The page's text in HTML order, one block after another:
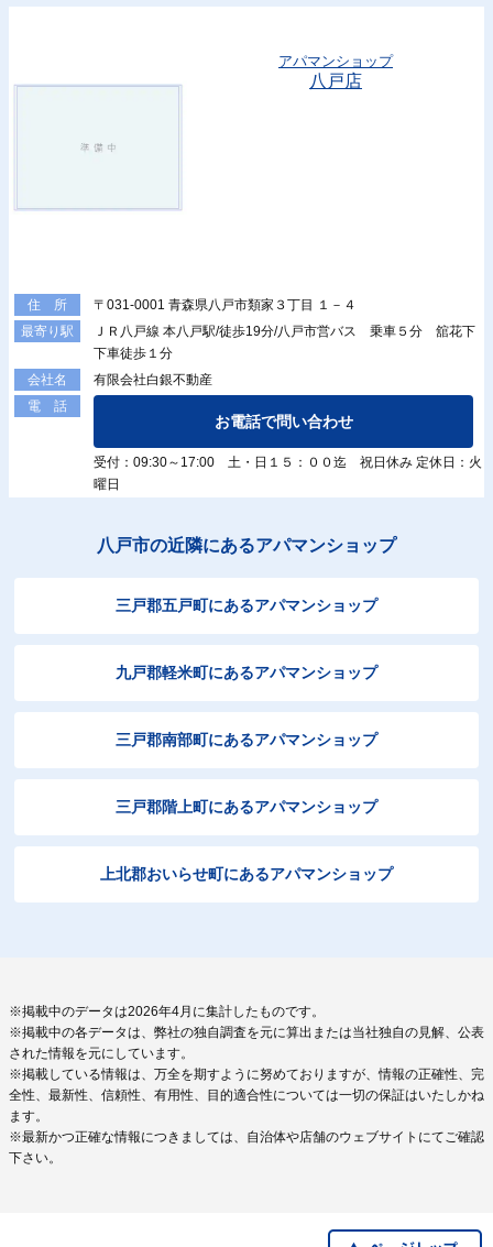
アパマンショップ
八戸店
住 所
〒031-0001 青森県八戸市類家３丁目 １－４
最寄り駅
ＪＲ八戸線 本八戸駅/徒歩19分/八戸市営バス 乗車５分 舘花下
下車徒歩１分
会社名
有限会社白銀不動産
電 話
お電話で問い合わせ
受付：09:30～17:00 土・日１５：００迄 祝日休み 定休日：火
曜日
八戸市の近隣にあるアパマンショップ
三戸郡五戸町にあるアパマンショップ
九戸郡軽米町にあるアパマンショップ
三戸郡南部町にあるアパマンショップ
三戸郡階上町にあるアパマンショップ
上北郡おいらせ町にあるアパマンショップ
※掲載中のデータは2026年4月に集計したものです。
※掲載中の各データは、弊社の独自調査を元に算出または当社独自の見解、公表
された情報を元にしています。
※掲載している情報は、万全を期すように努めておりますが、情報の正確性、完
全性、最新性、信頼性、有用性、目的適合性については一切の保証はいたしかね
ます。
※最新かつ正確な情報につきましては、自治体や店舗のウェブサイトにてご確認
下さい。